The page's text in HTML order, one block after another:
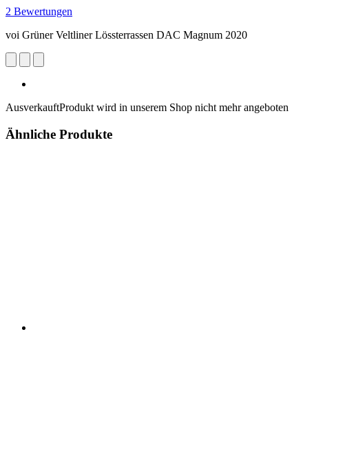
2 Bewertungen
voi Grüner Veltliner Lössterrassen DAC Magnum 2020
AusverkauftProdukt wird in unserem Shop nicht mehr angeboten
Ähnliche Produkte